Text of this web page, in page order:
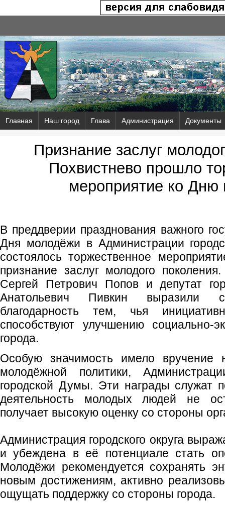
Главная Наш город Глава Администрация Документы
Признание заслуг
Похвистнево прошло
мероприятие ко Дню
В преддверии празднования важного
Дня молодёжи в Администрации
состоялось торжественное
признание заслуг молодого поколения.
Сергей Петрович Попов и депутат
Анатольевич Пивкин выразили
благодарность тем, чья
способствуют улучшению социально-
города.
Особую значимость имело вручение
молодёжной политики,
городской Думы. Эти награды служат
деятельность молодых людей не
получает высокую оценку со стороны
Администрация городского округа
и убеждена в её потенциале стать
Молодёжи рекомендуется сохранять
новым достижениям, активно
ощущать поддержку со стороны города.